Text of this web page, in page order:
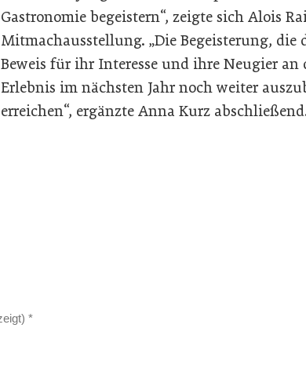
Gastronomie begeistern“, zeigte sich Alois
Mitmachausstellung. „Die Begeisterung,
Beweis für ihr Interesse und ihre Neugier an
Erlebnis im nächsten Jahr noch weiter
erreichen“, ergänzte Anna Kurz